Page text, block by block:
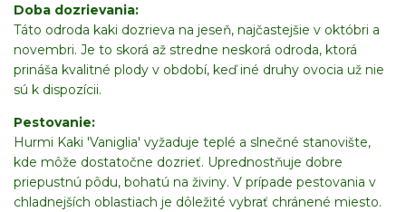
Doba dozrievania:
Táto odroda kaki dozrieva na jeseň, najčastejšie v októbri a
novembri. Je to skorá až stredne neskorá odroda, ktorá
prináša kvalitné plody v období, keď iné druhy ovocia už nie
sú k dispozícii.
Pestovanie:
Hurmi Kaki 'Vaniglia' vyžaduje teplé a slnečné stanovište,
kde môže dostatočne dozrieť. Uprednostňuje dobre
priepustnú pôdu, bohatú na živiny. V prípade pestovania v
chladnejších oblastiach je dôležité vybrať chránené miesto.